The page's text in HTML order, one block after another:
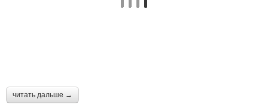
Сталинки с
деревянными
читать дальше →